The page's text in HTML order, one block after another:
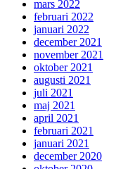
mars 2022
februari 2022
januari 2022
december 2021
november 2021
oktober 2021
augusti 2021
juli 2021
maj 2021
april 2021
februari 2021
januari 2021
december 2020